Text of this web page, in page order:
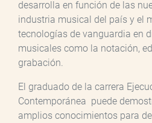
desarrolla en función de las
industria musical del país y el
tecnologías de vanguardia en
musicales como la notación,
grabación.
El graduado de la carrera
Contemporánea puede
amplios conocimientos para